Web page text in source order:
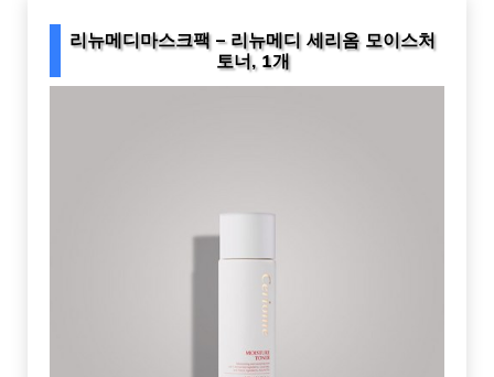
리뉴메디마스크팩 – 리뉴메디 세리옴 모이스처
토너, 1개